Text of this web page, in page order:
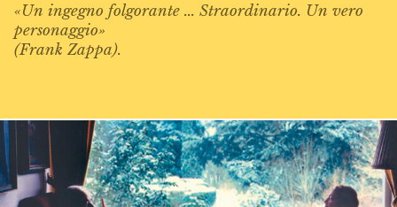
«Un ingegno folgorante ... Straordinario. Un vero
personaggio»
(Frank Zappa).